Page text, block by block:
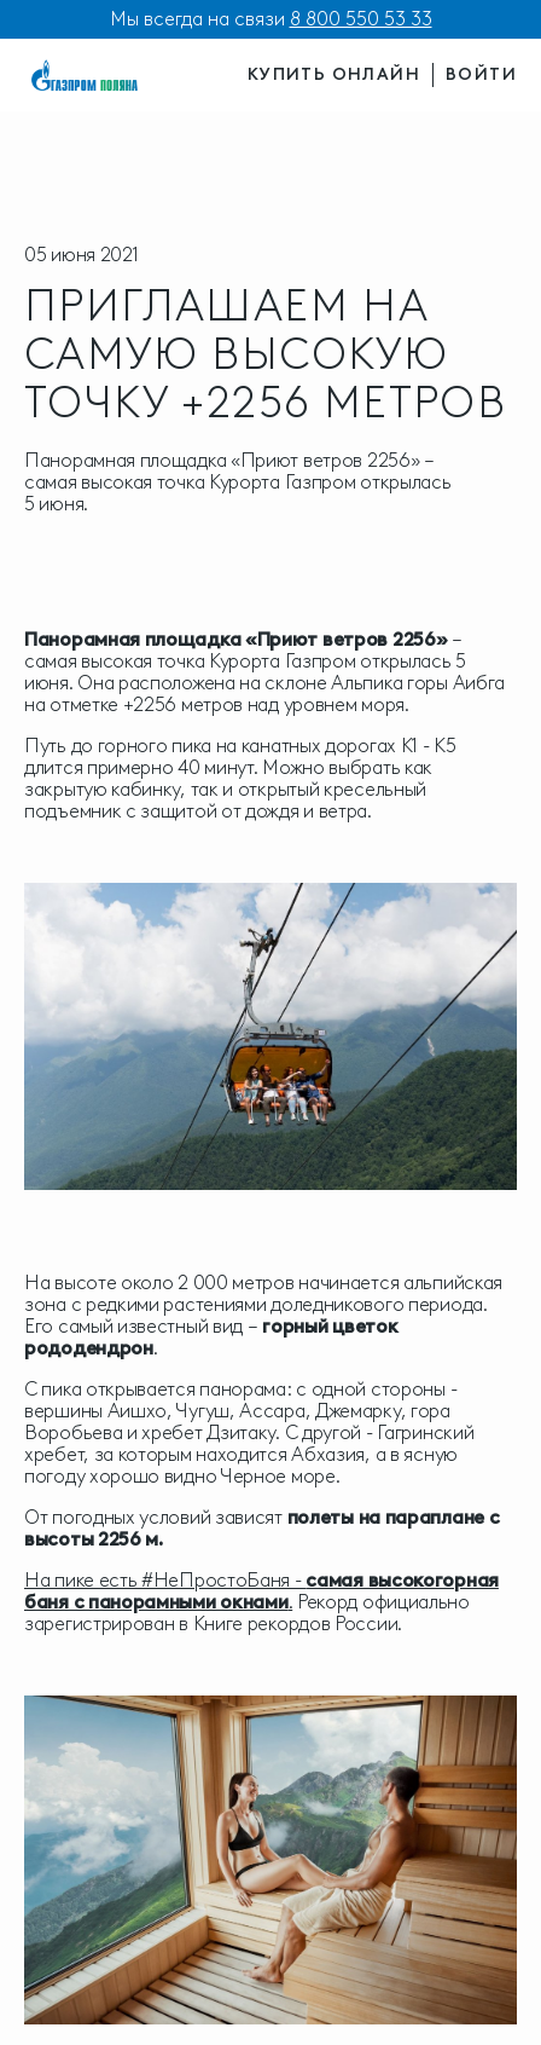
Мы всегда на связи 8 800 550 53 33
КУПИТЬ ОНЛАЙН ВОЙТИ
05 июня 2021
ПРИГЛАШАЕМ НА
САМУЮ ВЫСОКУЮ
ТОЧКУ +2256 МЕТРОВ
Панорамная площадка «Приют ветров 2256» –
самая высокая точка Курорта Газпром открылась
5 июня.
Панорамная площадка «Приют ветров 2256» –
самая высокая точка Курорта Газпром открылась 5
июня. Она расположена на склоне Альпика горы Аибга
на отметке +2256 метров над уровнем моря.
Путь до горного пика на канатных дорогах К1 - К5
длится примерно 40 минут. Можно выбрать как
закрытую кабинку, так и открытый кресельный
подъемник с защитой от дождя и ветра.
На высоте около 2 000 метров начинается альпийская
зона с редкими растениями доледникового периода.
Его самый известный вид – горный цветок
рододендрон.
С пика открывается панорама: с одной стороны -
вершины Аишхо, Чугуш, Ассара, Джемарку, гора
Воробьева и хребет Дзитаку. С другой - Гагринский
хребет, за которым находится Абхазия, а в ясную
погоду хорошо видно Черное море.
От погодных условий зависят полеты на параплане с
высоты 2256 м.
На пике есть #НеПростоБаня - самая высокогорная
баня с панорамными окнами. Рекорд официально
зарегистрирован в Книге рекордов России.